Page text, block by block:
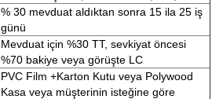
% 30 mevduat aldıktan sonra 15 ila 25 iş
günü
Mevduat için %30 TT, sevkiyat öncesi
%70 bakiye veya görüşte LC
PVC Film +Karton Kutu veya Polywood
Kasa veya müşterinin isteğine göre